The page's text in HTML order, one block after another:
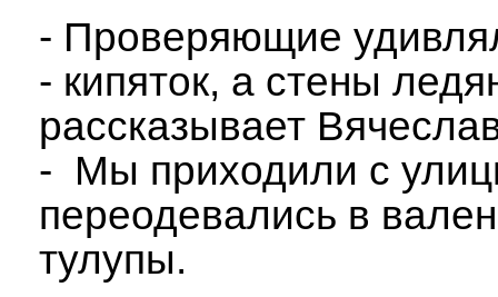
- Проверяющие
- кипяток, а стены
рассказывает
- Мы приходили с
переодевались в
тулупы.